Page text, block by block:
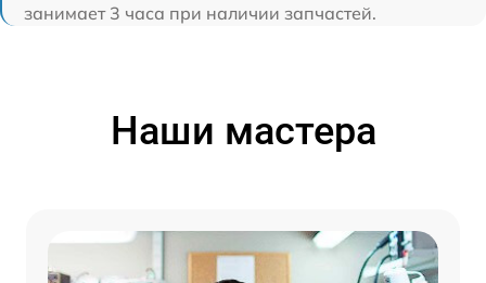
занимает 3 часа при наличии запчастей.
Наши мастера